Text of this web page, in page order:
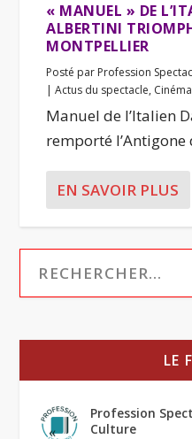
« MANUEL » DE
ALBERTINI
MONTPELLIER
Posté par Profession
|Actus du spectacle,
Manuel de l’Italien
remporté l’Antigone
EN SAVOIR PLUS
LE
Profession
Culture